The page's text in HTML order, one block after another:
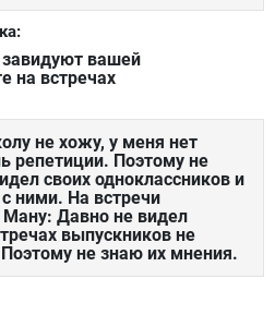
вашей
на встречах
не хожу, у меня нет
репетиции. Поэтому не
своих одноклассников и
ними. На встречи
Давно не видел
выпускников не
не знаю их мнения.